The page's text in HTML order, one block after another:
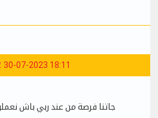
30-07-2023 18:11
جاتنا فرصة من عند ربي باش